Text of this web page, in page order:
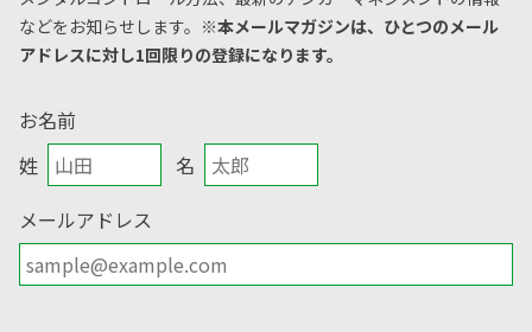
などをお知らせします。 ※本メールマガジンは、ひとつのメール
アドレスに対し1回限りの登録になります。
お名前
姓
名
メールアドレス